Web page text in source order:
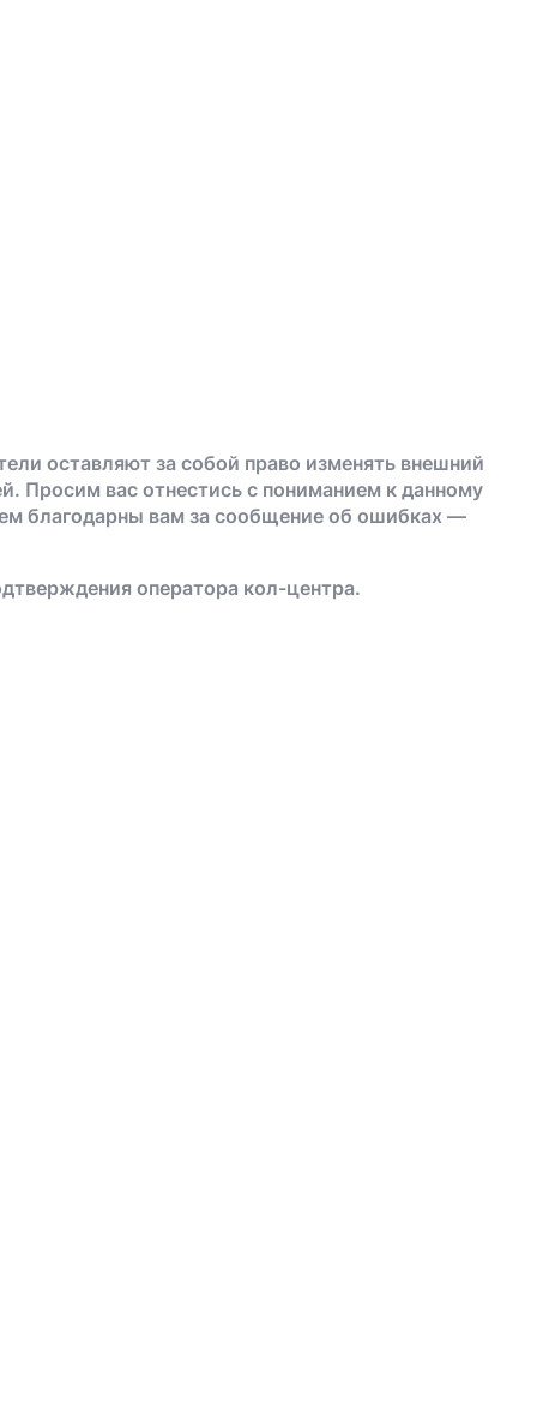
оставляют за собой право изменять внешний
Просим вас отнестись с пониманием к данному
благодарны вам за сообщение об ошибках —
оператора кол-центра.